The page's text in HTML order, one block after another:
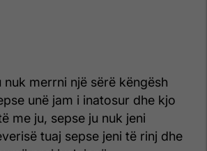
nuk merrni një sërë këngësh
unë jam i inatosur dhe kjo
me ju, sepse ju nuk jeni
tuaj sepse jeni të rinj dhe